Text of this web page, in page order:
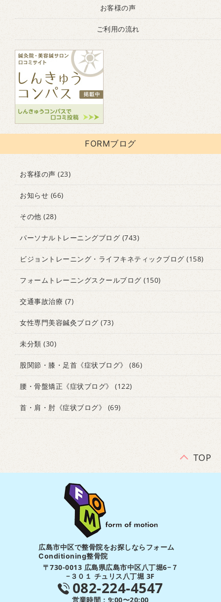
お客様の声
ご利用の流れ
FORMブログ
お客様の声 (23)
お知らせ (66)
その他 (28)
パーソナルトレーニングブログ (743)
ビジョントレーニング・ライフキネティックブログ (158)
フォームトレーニングスクールブログ (150)
交通事故治療 (7)
女性専門美容鍼灸ブログ(73)
未分類 (30)
股関節・膝・足首《症状ブログ》 (86)
腰・骨盤矯正《症状ブログ》 (122)
首・肩・肘《症状ブログ》 (69)
TOP
広島市中区で整骨院をお探しならフォーム
Conditioning整骨院
〒730-0013 広島県広島市中区八丁堀6−７
−３０１ チュリス八丁堀 3F
082-224-4547
営業時間：9:00〜20:00